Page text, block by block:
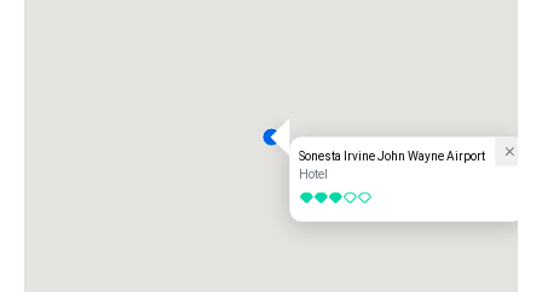
Sonesta Irvine John Wayne Airport
Hotel
3 de 5